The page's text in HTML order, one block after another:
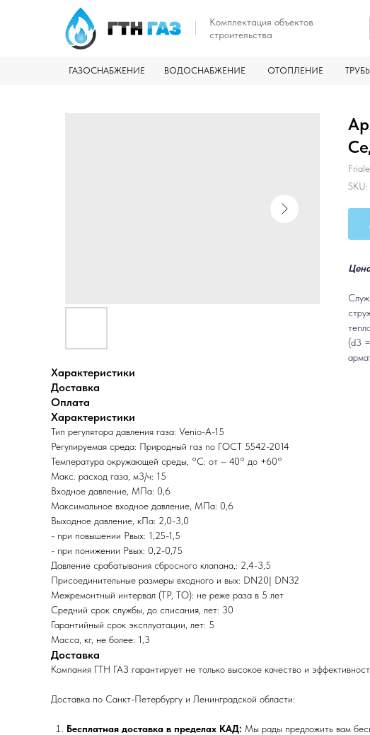
ГАЗОСНАБЖЕНИЕ
Комплектация объектов
строительства
ВОДОСНАБЖЕНИЕ ОТОПЛЕНИЕ
SKU:
(d3
Характеристики
Доставка
Оплата
Характеристики
Тип регулятора давления газа: Venio-A-15
Регулируемая среда: Природный газ по ГОСТ 5542-2014
Температура окружающей среды, °C: от – 40° до +60°
Макс. расход газа, м3/ч: 15
Входное давление, МПа: 0,6
Максимальное входное давление, МПа: 0,6
Выходное давление, кПа: 2,0-3,0
- при повышении Рвых: 1,25-1,5
- при понижении Рвых: 0,2-0,75
Давление срабатывания сбросного клапана,: 2,4-3,5
Присоединительные размеры входного и вых: DN20| DN32
Межремонтный интервал (ТР, ТО): не реже раза в 5 лет
Средний срок службы, до списания, лет: 30
Гарантийный срок эксплуатации, лет: 5
Масса, кг, не более: 1,3
Доставка
Компания ГТН ГАЗ гарантирует не только высокое качество и
Доставка по Санкт-Петербургу и Ленинградской области:
Бесплатная доставка в пределах КАД: Мы рады предложить вам